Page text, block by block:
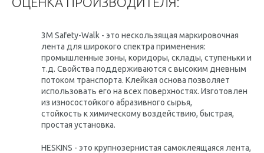
3M Safety-Walk - это нескользящая маркировочная
лента для широкого спектра применения:
промышленные зоны, коридоры, склады, ступеньки и
т.д. Свойства поддерживаются с высоким дневным
потоком транспорта. Клейкая основа позволяет
использовать его на всех поверхностях. Изготовлен
из износостойкого абразивного сырья,
стойкость к химическому воздействию, быстрая,
простая установка.
HESKINS - это крупнозернистая самоклеящаяся лента,